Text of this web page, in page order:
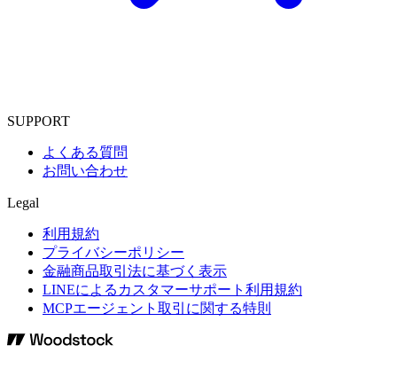
SUPPORT
よくある質問
お問い合わせ
Legal
利用規約
プライバシーポリシー
金融商品取引法に基づく表示
LINEによるカスタマーサポート利用規約
MCPエージェント取引に関する特則